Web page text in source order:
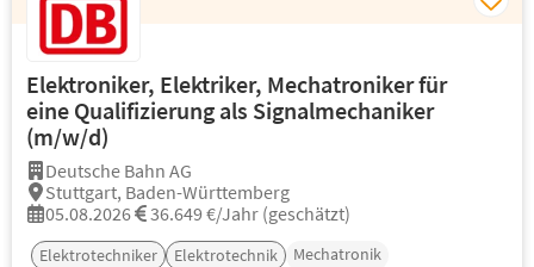
Elektroniker, Elektriker, Mechatroniker für
eine Qualifizierung als Signalmechaniker
(m/w/d)
Deutsche Bahn AG
Stuttgart, Baden-Württemberg
05.08.2026
36.649 €/Jahr (geschätzt)
Elektrotechniker Elektrotechnik
Mechatronik